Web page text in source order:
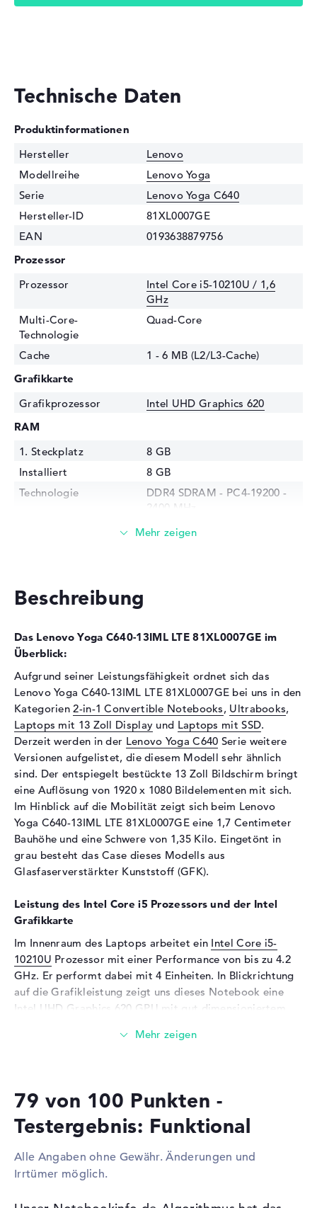
Technische Daten
Produktinformationen
Hersteller
Lenovo
Modellreihe
Lenovo Yoga
Serie
Lenovo Yoga C640
Hersteller-ID
81XL0007GE
EAN
0193638879756
Prozessor
Prozessor
Intel Core i5-10210U / 1,6
GHz
Multi-Core-
Technologie
Quad-Core
Cache
1 - 6 MB (L2/L3-Cache)
Grafikkarte
Grafikprozessor
Intel UHD Graphics 620
RAM
1. Steckplatz
8 GB
Installiert
8 GB
Technologie
DDR4 SDRAM - PC4-19200 -
2400 MHz
Optische Speicher
Display
Display-Typ
13,3" TFT
Max. Auflösung
1920 x 1080
Auflösungstyp
Full-HD
Besonderheiten
Multi-Touchscreen,
entspiegelt, IPS Panel
Audio
Soundkarte
Hi-Definition Audio
Mikrofon
vorhanden
Webcam
Sensorauflösung
0,9 MP
Eingabegeräte
Tastatur
Beleuchtet (außen)
Telekommunikation
Modem (Mobilfunk)
LTE
Erweiterung / Konnektivität
Schnittstellen
2 x USB 3.1 - Typ A, 1 x USB
Video
1 x DisplayPort über Adapter
(Kopfhörer/Mikrofon)
Beschreibung
Das Lenovo Yoga C640-13IML LTE 81XL0007GE im
Überblick:
Aufgrund seiner Leistungsfähigkeit ordnet sich das
Lenovo Yoga C640-13IML LTE 81XL0007GE bei uns in den
Kategorien2-in-1 Convertible Notebooks, Ultrabooks,
Laptops mit 13 Zoll Display und Laptops mit SSD.
Derzeit werden in der Lenovo Yoga C640 Serie weitere
Versionen aufgelistet, die diesem Modell sehr ähnlich
sind. Der entspiegelt bestückte 13 Zoll Bildschirm bringt
eine Auflösung von 1920 x 1080 Bildelementen mit sich.
Im Hinblick auf die Mobilität zeigt sich beim Lenovo
Yoga C640-13IML LTE 81XL0007GE eine 1,7 Centimeter
Bauhöhe und eine Schwere von 1,35 Kilo. Eingetönt in
grau besteht das Case dieses Modells aus
Glasfaserverstärkter Kunststoff (GFK).
Leistung des Intel Core i5 Prozessors und der Intel
Grafikkarte
Im Innenraum des Laptops arbeitet ein Intel Core i5-
10210U Prozessor mit einer Performance von bis zu 4.2
GHz. Er performt dabei mit 4 Einheiten. In Blickrichtung
auf die Grafikleistung zeigt uns dieses Notebook eine
Intel UHD Graphics 620 GPU mit gut dimensioniertem
Gigabyte zur Seite. Dabei wird so genannter DDR4
benutzt. Wer sein Laptop verbessern kann, kann dies bis
maximal 8 GByte erledigen. Euer Betriebssystem und
79 von 100 Punkten -
Testergebnis: Funktional
Alle Angaben ohne Gewähr. Änderungen und
Irrtümer möglich.